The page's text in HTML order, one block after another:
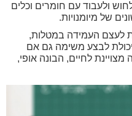
ולעבוד עם חומרים וכלים
של מיומנויות.
לעצם העמידה במטלות,
לבצע משימה גם אם
לחיים, הבונה אופי,